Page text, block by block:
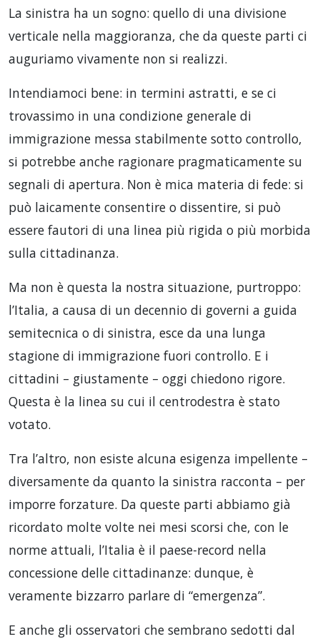
La sinistra ha un sogno: quello di una divisione
verticale nella maggioranza, che da queste parti ci
auguriamo vivamente non si realizzi.
Intendiamoci bene: in termini astratti, e se ci
trovassimo in una condizione generale di
immigrazione messa stabilmente sotto controllo,
si potrebbe anche ragionare pragmaticamente su
segnali di apertura. Non è mica materia di fede: si
può laicamente consentire o dissentire, si può
essere fautori di una linea più rigida o più morbida
sulla cittadinanza.
Ma non è questa la nostra situazione, purtroppo:
l’Italia, a causa di un decennio di governi a guida
semitecnica o di sinistra, esce da una lunga
stagione di immigrazione fuori controllo. E i
cittadini – giustamente – oggi chiedono rigore.
Questa è la linea su cui il centrodestra è stato
votato.
Tra l’altro, non esiste alcuna esigenza impellente –
diversamente da quanto la sinistra racconta – per
imporre forzature. Da queste parti abbiamo già
ricordato molte volte nei mesi scorsi che, con le
norme attuali, l’Italia è il paese-record nella
concessione delle cittadinanze: dunque, è
veramente bizzarro parlare di “emergenza”.
E anche gli osservatori che sembrano sedotti dal